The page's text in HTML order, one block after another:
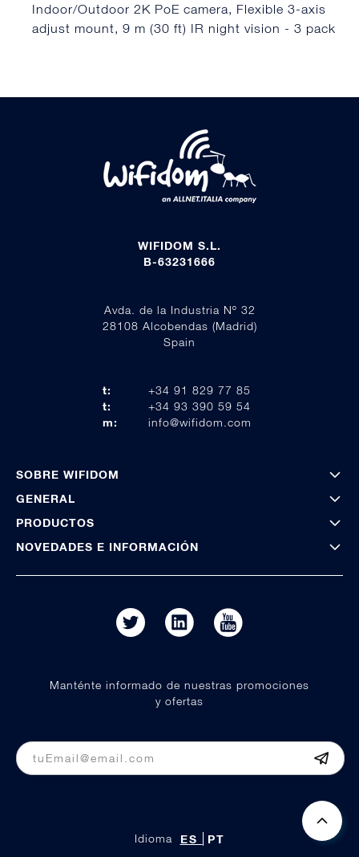
Indoor/Outdoor 2K PoE camera, Flexible 3-axis
adjust mount, 9 m (30 ft) IR night vision - 3 pack
WIFIDOM S.L.
B-63231666
Avda. de la Industria Nº 32
28108 Alcobendas (Madrid)
Spain
t:
+34 91 829 77 85
t:
+34 93 390 59 54
m:
info@wifidom.com
SOBRE WIFIDOM
GENERAL
PRODUCTOS
NOVEDADES E INFORMACIÓN
Idioma ES PT
Manténte informado de nuestras promociones
y ofertas